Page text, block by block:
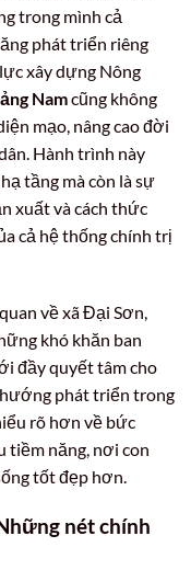
trong mình cả
phát triển riêng
xây dựng Nông
Namcũng không
mạo, nâng cao đời
Hành trình này
tầng mà còn là sự
xuất và cách thức
cả hệ thống chính trị
về xã Đại Sơn,
khó khăn ban
đầy quyết tâm cho
phát triển trong
rõ hơn về bức
tiềm năng, nơi con
tốt đẹp hơn.
nét chính